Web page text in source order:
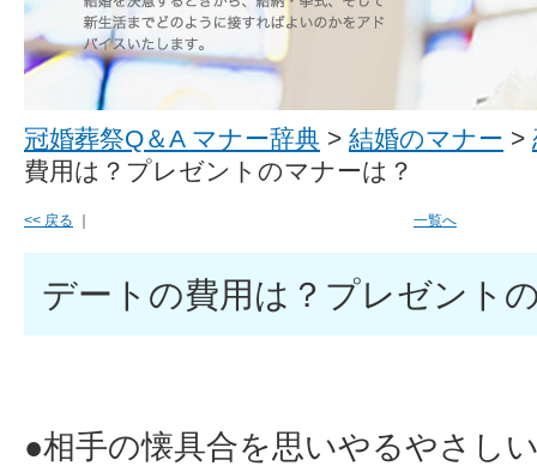
冠婚葬祭Q＆A マナー辞典 > 結婚のマナー >
費用は？プレゼントのマナーは？
<< 戻る ｜ 一覧へ
デートの費用は？プレゼント
●相手の懐具合を思いやるやさし